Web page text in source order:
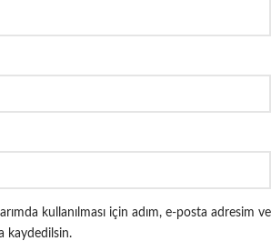
kullanılması için adım, e-posta adresim ve
kaydedilsin.